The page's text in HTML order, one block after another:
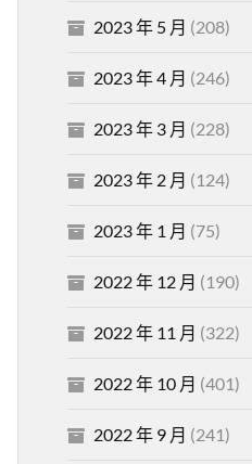
2023 年 5 月 (208)
2023 年 4 月 (246)
2023 年 3 月 (228)
2023 年 2 月 (124)
2023 年 1 月 (75)
2022 年 12 月 (190)
2022 年 11 月 (322)
2022 年 10 月 (401)
2022 年 9 月 (241)